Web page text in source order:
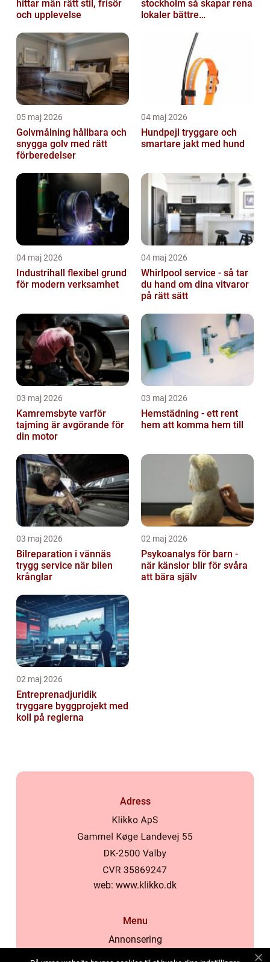
hittar män rätt stil, frisör
och upplevelse
stockholm så skapar rena
lokaler bättre
05 maj 2026
Golvmålning hållbara och
snygga golv med rätt
förberedelser
04 maj 2026
Hundpejl tryggare och
smartare jakt med hund
04 maj 2026
Industrihall flexibel grund
för modern verksamhet
04 maj 2026
Whirlpool service - så tar
du hand om dina vitvaror
på rätt sätt
03 maj 2026
Kamremsbyte varför
tajming är avgörande för
din motor
03 maj 2026
Hemstädning - ett rent
hem att komma hem till
03 maj 2026
Bilreparation i vännäs
trygg service när bilen
krånglar
02 maj 2026
Psykoanalys för barn -
när känslor blir för svåra
att bära själv
02 maj 2026
Entreprenadjuridik
tryggare byggprojekt med
koll på reglerna
Adress
web: www.klikko.dk
Menu
Annonsering